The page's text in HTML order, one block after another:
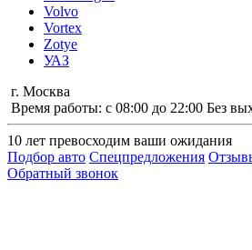
Volvo
Vortex
Zotye
УАЗ
г. Москва
Время работы: с 08:00 до 22:00 Без
10 лет превосходим ваши ожидания
Подбор авто Спецпредложения
Обратный звонок